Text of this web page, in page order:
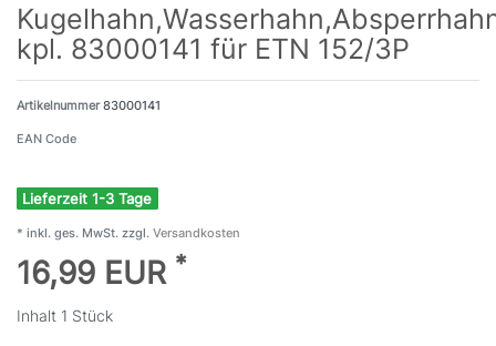
kpl. 83000141 für ETN 152/3P
Artikelnummer83000141
EAN Code
Lieferzeit 1-3 Tage
* inkl. ges. MwSt. zzgl. Versandkosten
16,99 EUR *
Inhalt 1 Stück